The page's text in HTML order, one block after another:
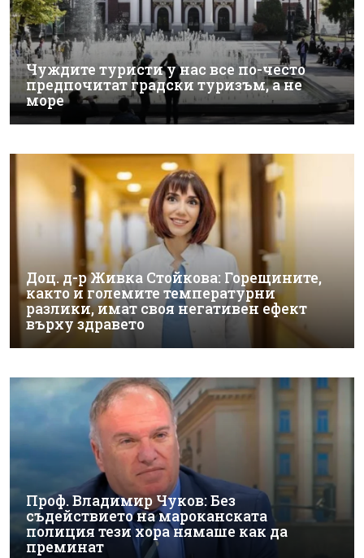
Чуждите туристи у нас все по-често
предпочитат градски туризъм, а не
море
Доц. д-р Живка Стойкова: Горещините,
както и големите температурни
разлики, имат своя негативен ефект
върху здравето
Проф. Владимир Чуков: Без
съдействието на мароканската
полиция тези хора нямаше как да
преминат